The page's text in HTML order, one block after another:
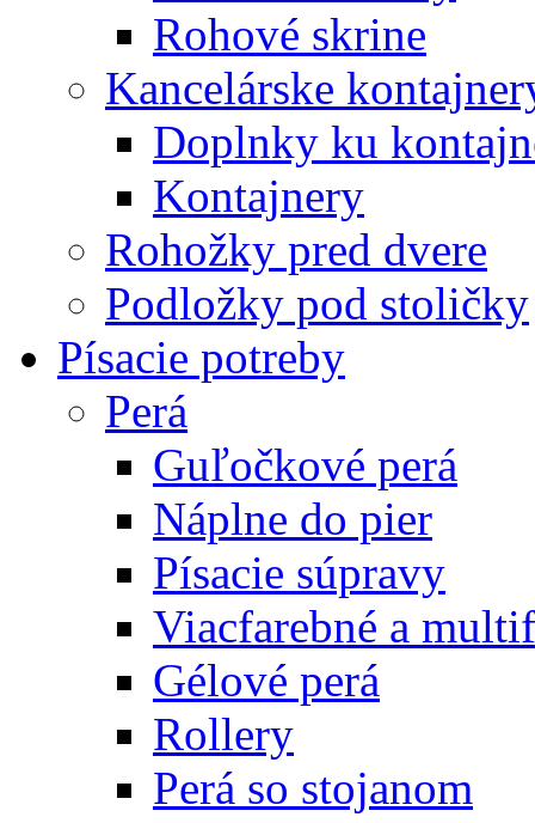
Rohové skrine
Kancelárske
Doplnky ku
Kontajnery
Rohožky pred dvere
Podložky pod stoličky
Písacie potreby
Perá
Guľočkové perá
Náplne do pier
Písacie súpravy
Viacfarebné a
Gélové perá
Rollery
Perá so stojanom